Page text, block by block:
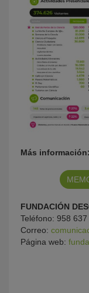
Más información:
FUNDACIÓN
Teléfono: 958 637
Correo:
Página web: